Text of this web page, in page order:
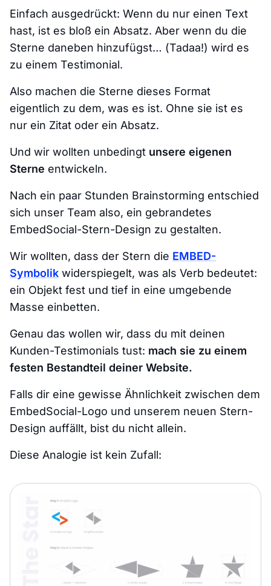
Einfach ausgedrückt: Wenn du nur einen Text
hast, ist es bloß ein Absatz. Aber wenn du die
Sterne daneben hinzufügst… (Tadaa!) wird es
zu einem Testimonial.
Also machen die Sterne dieses Format
eigentlich zu dem, was es ist. Ohne sie ist es
nur ein Zitat oder ein Absatz.
Und wir wollten unbedingt unsere eigenen
Sterne entwickeln.
Nach ein paar Stunden Brainstorming entschied
sich unser Team also, ein gebrandetes
EmbedSocial-Stern-Design zu gestalten.
Wir wollten, dass der Stern die EMBED-
Symbolik widerspiegelt, was als Verb bedeutet:
ein Objekt fest und tief in eine umgebende
Masse einbetten.
Genau das wollen wir, dass du mit deinen
Kunden-Testimonials tust: mach sie zu einem
festen Bestandteil deiner Website.
Falls dir eine gewisse Ähnlichkeit zwischen dem
EmbedSocial-Logo und unserem neuen Stern-
Design auffällt, bist du nicht allein.
Diese Analogie ist kein Zufall: